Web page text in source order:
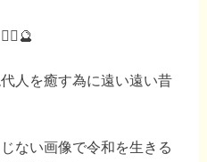
人を癒す為に遠い遠い昔
ない画像で令和を生きる